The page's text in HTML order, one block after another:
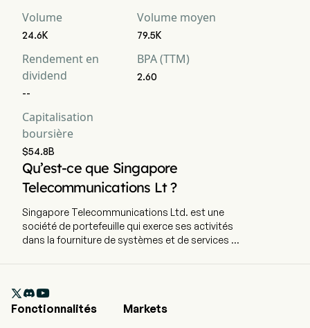
Marge EBIT 11.39%
Taux d'imposition
Volume
24.6K
Volume moyen
79.5K
Rendement en
dividend
--
BPA (TTM)
2.60
Capitalisation
boursière
$54.8B
Qu’est-ce que Singapore
Telecommunications Lt ?
Singapore Telecommunications Ltd. est une
société de portefeuille qui exerce ses activités
dans la fourniture de systèmes et de services de
télécommunications ainsi qu'à détenir des
participations. Ses segments comprennent

Fonctionnalités
Markets